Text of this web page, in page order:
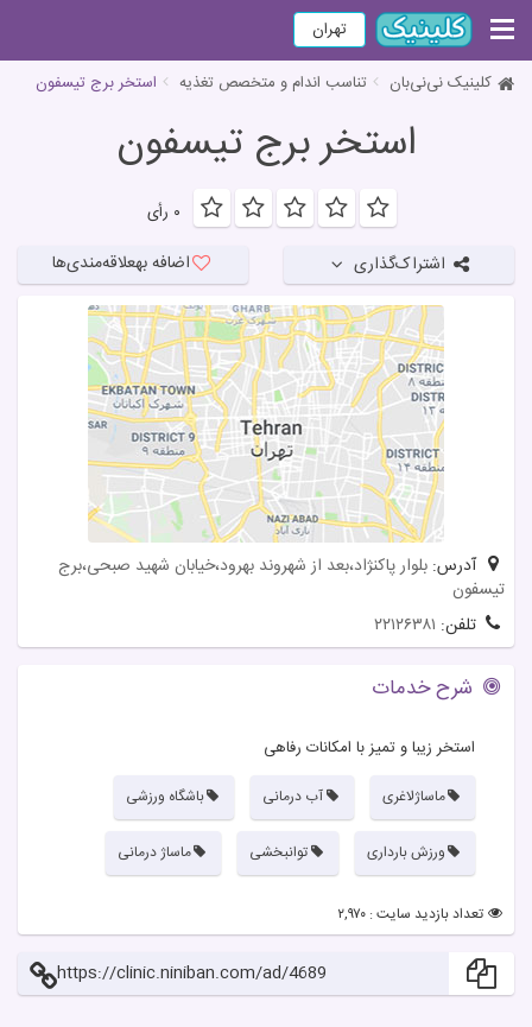
تهران
کلینیک نی‌نی‌بان تناسب اندام و متخصص تغذیه استخر برج تیسفون
استخر برج تیسفون
۰ رأی
اشتراک‌گذاری اضافه بهعلاقه‌مندی‌ها
آدرس: بلوار پاکنژاد،بعد از شهروند بهرود،خیابان شهید صبحی،برج
تیسفون
تلفن: ۲۲۱۲۶۳۸۱
شرح خدمات
استخر زیبا و تمیز با امکانات رفاهی
ماساژلاغری آب درمانی باشگاه ورزشی
ورزش بارداری توانبخشی ماساژ درمانی
تعداد بازدید سایت : ۲,۹۷۰
https://clinic.niniban.com/ad/4689